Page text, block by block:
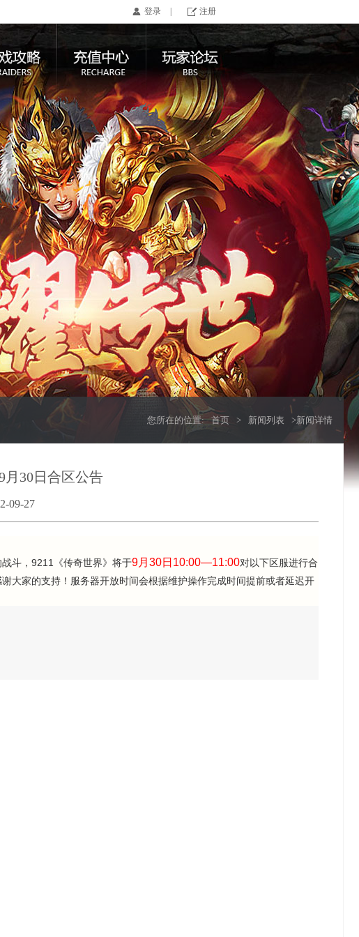
登录 注册
您所在的位置: 首页 > 新闻列表 >新闻详情
月30日合区公告
09-27
斗，9211《传奇世界》将于9月30日10:00—11:00对以下区服进行合
大家的支持！服务器开放时间会根据维护操作完成时间提前或者延迟开